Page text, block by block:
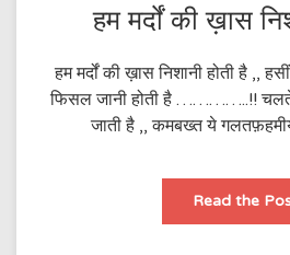
हम मर्दों की ख़ास
हम मर्दों की ख़ास निशानी होती है ,,
फिसल जानी होती है …………..!! चलते
जाती है ,, कमबख्त ये
Read the